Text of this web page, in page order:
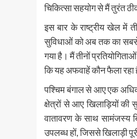
चिकित्सा सहयोग से मैं तुरंत
इस बार के राष्ट्रीय खेल में
सुविधाओं को अब तक का सबसे
गया है। मैं तीनों
कि यह अफवाहें कौन फैला रहा
पश्चिम बंगाल से आए एक
क्षेत्रों से आए खिलाड़ियों की
वातावरण के साथ सामंजस्य
उपलब्ध हों, जिससे खिलाड़ी